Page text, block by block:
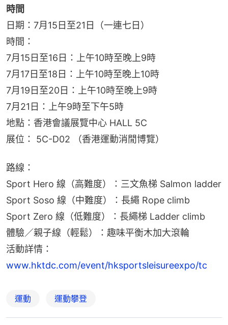
時間
日期：7月15日至21日（一連七日）
時間：
7月15日至16日：上午10時至晚上9時
7月17日至18日：上午10時至晚上10時
7月19日至20日：上午10時至晚上9時
7月21日：上午9時至下午5時
地點：香港會議展覽中心 HALL 5C
展位： 5C-D02 （香港運動消閒博覽）
路線：
Sport Hero 線（高難度）：三文魚梯 Salmon ladder
Sport Soso 線（中難度）：長繩 Rope climb
Sport Zero 線（低難度）：長繩梯 Ladder climb
體驗／親子線（輕鬆）：趣味平衡木加大滾輪
活動詳情：
www.hktdc.com/event/hksportsleisureexpo/tc
運動 運動攀登